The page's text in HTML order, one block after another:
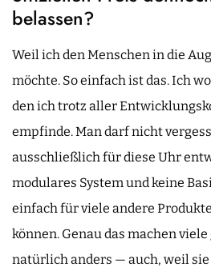
belassen?
Weil ich den Menschen in die
möchte. So einfach ist das. Ich
den ich trotz aller
empfinde. Man darf nicht
ausschließlich für diese Uhr
modulares System und keine
einfach für viele andere
können. Genau das machen
natürlich anders — auch, weil sie